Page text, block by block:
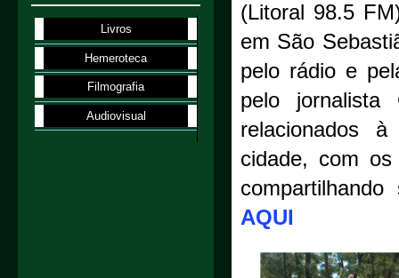
(Litoral 98.5
em São
pelo rádio e
pelo jornalista
relacionados
cidade, com
AQUI
Livros
Hemeroteca
Filmografia
Audiovisual